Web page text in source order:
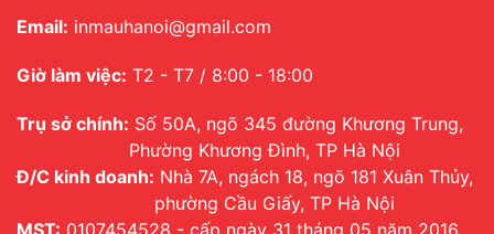
Email: inmauhanoi@gmail.com
Giờ làm việc: T2 - T7 / 8:00 - 18:00
Trụ sở chính: Số 50A, ngõ 345 đường Khương Trung,
Phường Khương Đình, TP Hà Nội
Đ/C kinh doanh: Nhà 7A, ngách 18, ngõ 181 Xuân Thủy,
phường Cầu Giấy, TP Hà Nội